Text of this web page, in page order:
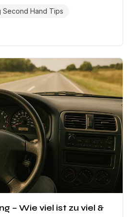
Second Hand Tips
– Wie viel ist zu viel &